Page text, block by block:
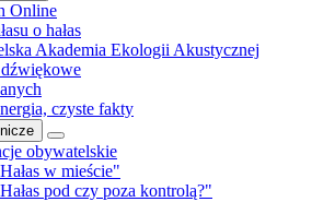
Online
o hałas
Akademia Ekologii Akustycznej
czyste fakty
obywatelskie
w mieście"
pod czy poza kontrolą?"